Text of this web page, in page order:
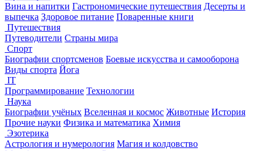
Вина и напитки Гастрономические путешествия Десерты и
выпечка Здоровое питание Поваренные книги
Путешествия
Путеводители Страны мира
Спорт
Биографии спортсменов Боевые искусства и самооборона
Виды спорта Йога
IT
Программирование Технологии
Наука
Биографии учёных Вселенная и космос Животные История
Прочие науки Физика и математика Химия
Эзотерика
Астрология и нумерология Магия и колдовство